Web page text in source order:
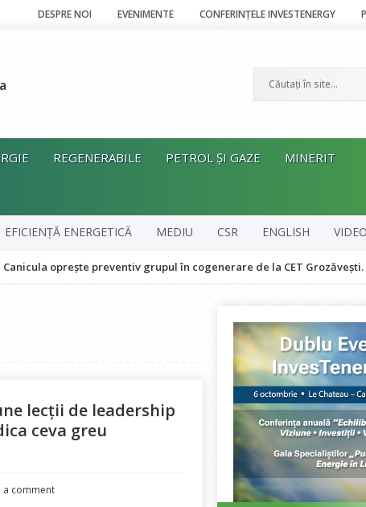
DESPRE NOI EVENIMENTE CONFERINȚELE INVESTENERGY
REGENERABILE PETROL ȘI GAZE MINERIT
EFICIENȚĂ ENERGETICĂ MEDIU CSR ENGLISH VIDEO
preventiv grupul în cogenerare de la CET Grozăvești. Apa
lecții de leadership
ceva greu
a comment